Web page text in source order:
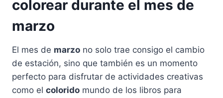
colorear durante el mes de
marzo
El mes de marzo no solo trae consigo el cambio
de estación, sino que también es un momento
perfecto para disfrutar de actividades creativas
como el colorido mundo de los libros para